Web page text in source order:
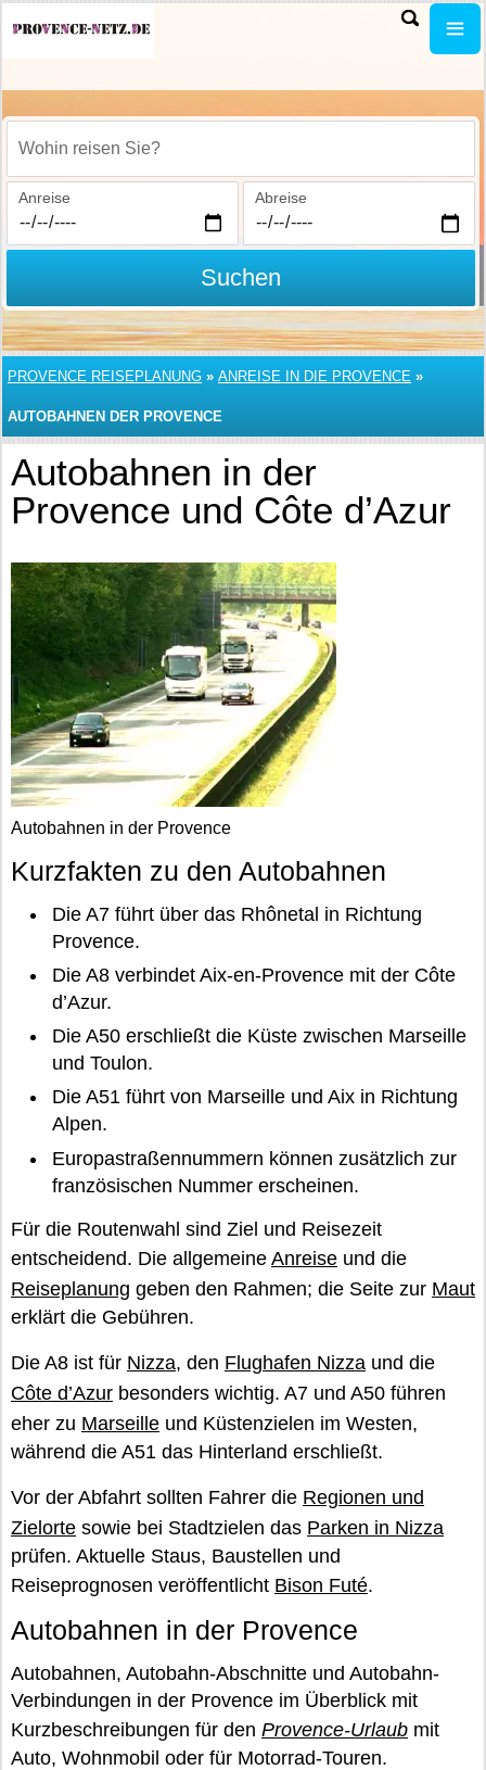
Wohin reisen Sie?
Anreise Abreise
Suchen
PROVENCE REISEPLANUNG » ANREISE IN DIE PROVENCE »
AUTOBAHNEN DER PROVENCE
Autobahnen in der
Provence und Côte d’Azur
Autobahnen in der Provence
Kurzfakten zu den Autobahnen
Die A7 führt über das Rhônetal in Richtung
Provence.
Die A8 verbindet Aix-en-Provence mit der Côte
d’Azur.
Die A50 erschließt die Küste zwischen Marseille
und Toulon.
Die A51 führt von Marseille und Aix in Richtung
Alpen.
Europastraßennummern können zusätzlich zur
französischen Nummer erscheinen.
Für die Routenwahl sind Ziel und Reisezeit
entscheidend. Die allgemeine Anreise und die
Reiseplanung geben den Rahmen; die Seite zur Maut
erklärt die Gebühren.
Die A8 ist für Nizza, den Flughafen Nizza und die
Côte d’Azur besonders wichtig. A7 und A50 führen
eher zu Marseille und Küstenzielen im Westen,
während die A51 das Hinterland erschließt.
Vor der Abfahrt sollten Fahrer die Regionen und
Zielorte sowie bei Stadtzielen das Parken in Nizza
prüfen. Aktuelle Staus, Baustellen und
Reiseprognosen veröffentlicht Bison Futé.
Autobahnen in der Provence
Autobahnen, Autobahn-Abschnitte und Autobahn-
Verbindungen in der Provence im Überblick mit
Kurzbeschreibungen für den Provence-Urlaub mit
Auto, Wohnmobil oder für Motorrad-Touren.